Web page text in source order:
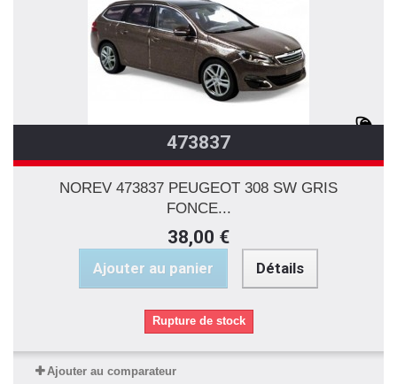
473837
NOREV 473837 PEUGEOT 308 SW GRIS
FONCE...
38,00 €
Ajouter au panier Détails
Rupture de stock
Ajouter au comparateur